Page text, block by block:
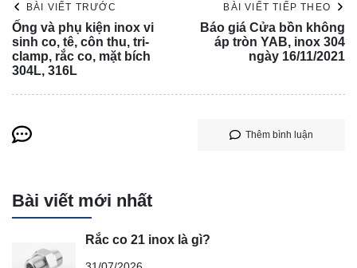
BÀI VIẾT TRƯỚC
Ống và phụ kiện inox vi
sinh co, tê, côn thu, tri-
clamp, rắc co, mặt bích
304L, 316L
BÀI VIẾT TIẾP THEO
Báo giá Cửa bồn không
áp tròn YAB, inox 304
ngày 16/11/2021
Thêm bình luận
Bài viết mới nhất
Rắc co 21 inox là gì?